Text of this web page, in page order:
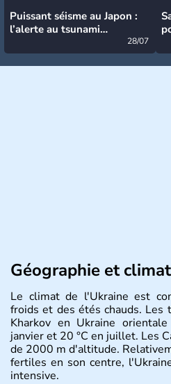
Puissant séisme au Japon :
l’alerte au tsunami
28/07
Géographie et climat
Le climat de l'Ukraine est
froids et des étés chauds. Les
Kharkov en Ukraine
janvier et 20 °C en juillet. Les
de 2000 m d'altitude.
fertiles en son centre,
intensive.